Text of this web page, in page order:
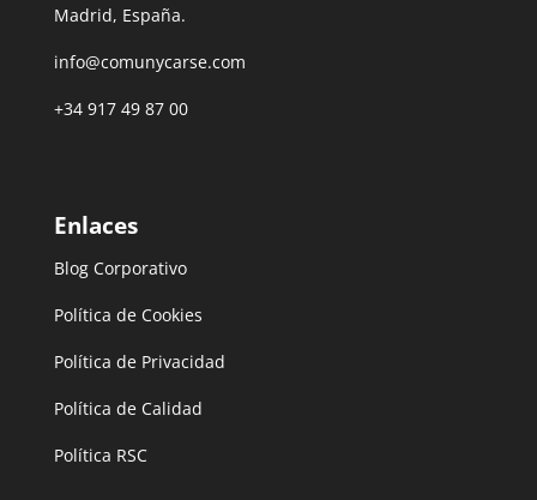
Madrid, España.
info@comunycarse.com
+34 917 49 87 00
Enlaces
Blog Corporativo
Política de Cookies
Política de Privacidad
Política de Calidad
Política RSC